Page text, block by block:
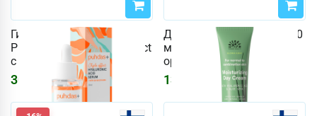
Гиалуроновая сыворотка
Puhdas+ 30 мл Triple Effect
с облепихой
3006 3588₽
Дневной крем Urtekram 50
мл Увлажняющий
органический
1307 1560₽